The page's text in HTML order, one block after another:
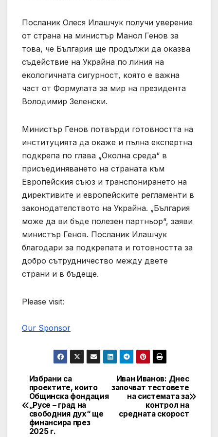
Посланик Олеся Илашчук получи уверение
от страна на министър Манол Генов за
това, че България ще продължи да оказва
съдействие на Украйна по линия на
екологичната сигурност, която е важна
част от Формулата за мир на президента
Володимир Зеленски.
Министър Генов потвърди готовността на
институцията да окаже и пълна експертна
подкрепа по глава „Околна среда“ в
присъединяването на страната към
Европейския съюз и транспонирането на
директивите и европейските регламенти в
законодателството на Украйна. „България
може да ви бъде полезен партньор“, заяви
министър Генов. Посланик Илашчук
благодари за подкрепата и готовността за
добро сътрудничество между двете
страни и в бъдеще.
Please visit:
Our Sponsor
Post
navigation
Иван Иванов: Днес
започват тестовете
на системата за
контрол на
средната скорост
Избрани са
проектите, които
Общинска фондация
„Русе – град на
свободния дух“ ще
финансира през
2025 г.